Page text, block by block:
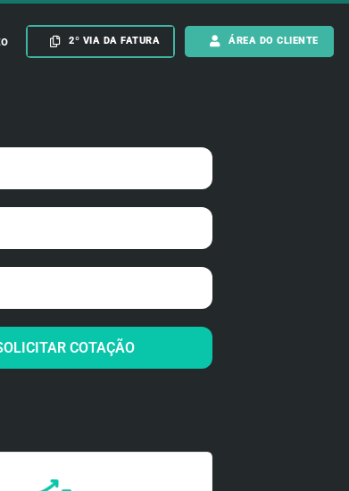
2º VIA DA FATURA ÁREA DO CLIENTE
COTAÇÃO